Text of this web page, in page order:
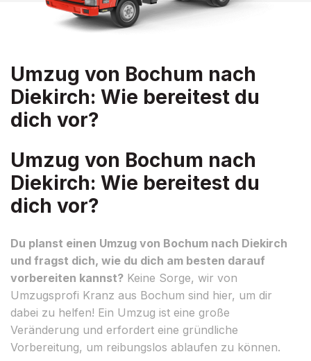
Umzug von Bochum nach
Diekirch: Wie bereitest du
dich vor?
Umzug von Bochum nach
Diekirch: Wie bereitest du
dich vor?
Du planst einen Umzug von Bochum nach Diekirch
und fragst dich, wie du dich am besten darauf
vorbereiten kannst? Keine Sorge, wir von
Umzugsprofi Kranz aus Bochum sind hier, um dir
dabei zu helfen! Ein Umzug ist eine große
Veränderung und erfordert eine gründliche
Vorbereitung, um reibungslos ablaufen zu können.